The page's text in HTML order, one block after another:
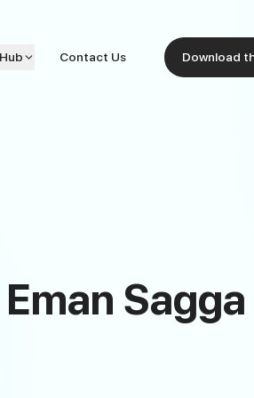
Contact Us Download
Sagga